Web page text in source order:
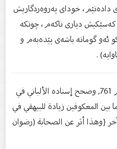
خودای په‌روه‌ردگاریش
دیاری ناكه‌م، چونكه‌
گومانه‌ باشه‌ی پێده‌به‌م و
.
(١) البخاري في الأدب المفرد برقم 761, وصحح إسناده الألباني في
المفرد برقم 585, وما بين المعكوفين زيادة للبيهقي في
طريق آخر {وهذا أثر عن الصحابة (رضوان